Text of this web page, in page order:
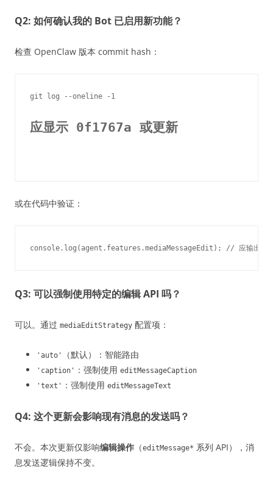
Q2: 如何确认我的 Bot 已启用新功能？
检查 OpenClaw 版本 commit hash：
应显示 0f1767a 或更新
或在代码中验证：
Q3: 可以强制使用特定的编辑 API 吗？
可以。通过 mediaEditStrategy 配置项：
'auto' （默认）：智能路由
'caption' ：强制使用 editMessageCaption
'text'
：强制使用 editMessageText
Q4: 这个更新会影响现有消息的发送吗？
不会。本次更新仅影响编辑操作 （editMessage* 系列 API），消
息发送逻辑保持不变。